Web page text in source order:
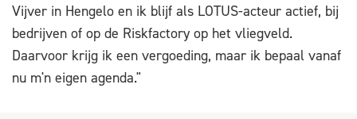
Vijver in Hengelo en ik blijf als LOTUS-acteur actief, bij
bedrijven of op de Riskfactory op het vliegveld.
Daarvoor krijg ik een vergoeding, maar ik bepaal vanaf
nu m'n eigen agenda."